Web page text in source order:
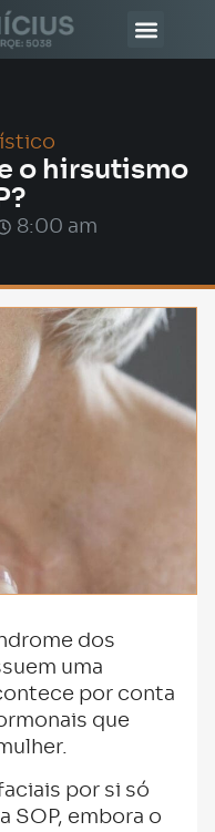
o hirsutismo
8:00 am
dos
uma
por conta
que
por si só
SOP, embora o